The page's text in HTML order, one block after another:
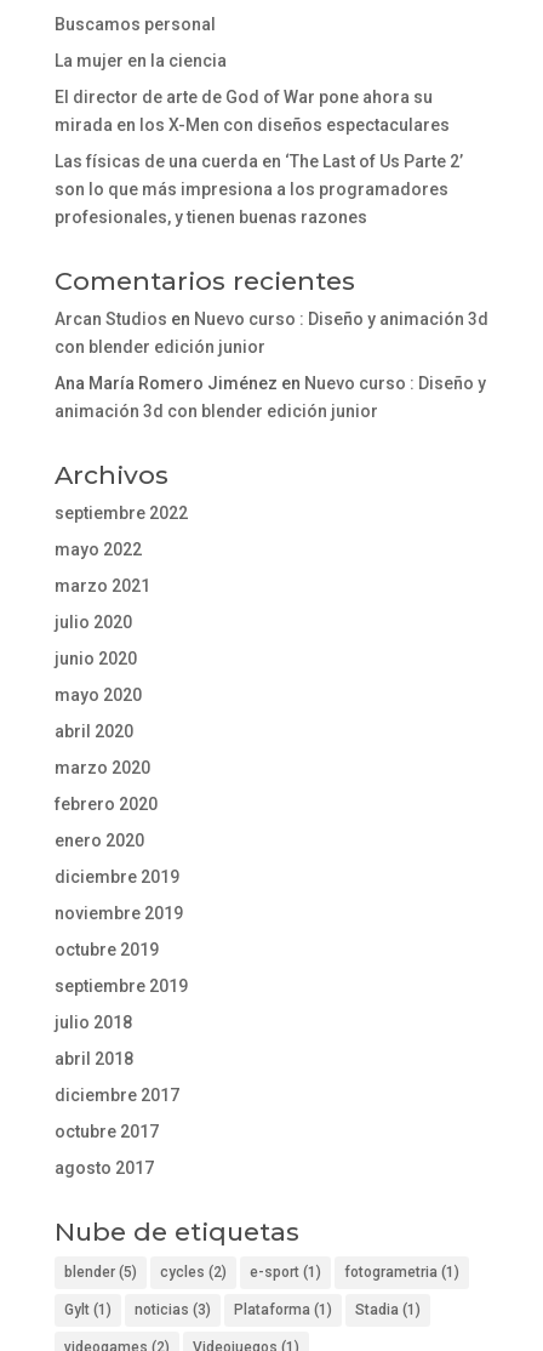
Buscamos personal
La mujer en la ciencia
El director de arte de God of War pone ahora su
mirada en los X-Men con diseños espectaculares
Las físicas de una cuerda en ‘The Last of Us Parte 2’
son lo que más impresiona a los programadores
profesionales, y tienen buenas razones
Comentarios recientes
Arcan Studios en Nuevo curso : Diseño y animación 3d
con blender edición junior
Ana María Romero Jiménez en Nuevo curso : Diseño y
animación 3d con blender edición junior
Archivos
septiembre 2022
mayo 2022
marzo 2021
julio 2020
junio 2020
mayo 2020
abril 2020
marzo 2020
febrero 2020
enero 2020
diciembre 2019
noviembre 2019
octubre 2019
septiembre 2019
julio 2018
abril 2018
diciembre 2017
octubre 2017
agosto 2017
Nube de etiquetas
blender(5) cycles (2) e-sport(1) fotogrametria(1)
Gylt(1) noticias (3) Plataforma(1) Stadia(1)
videogames (2) Videojuegos (1)